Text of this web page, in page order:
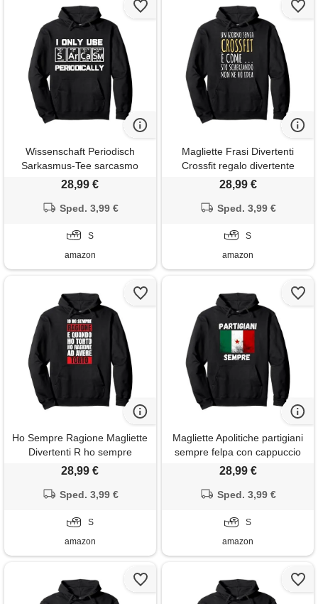
Wissenschaft Periodisch
Sarkasmus-Tee sarcasmo
tavola periodica elemento
felpa con cappuccio
28,99 €
Sped. 3,99 €
S
amazon
Magliette Frasi Divertenti
Crossfit regalo divertente
uomo donna frase simpatica
28,99 €
Sped. 3,99 €
S
amazon
Ho Sempre Ragione Magliette
Divertenti R ho sempre
ragione magliette divertenti
cappuccio
28,99 €
Sped. 3,99 €
S
amazon
Magliette Apolitiche partigiani
sempre felpa con cappuccio
28,99 €
Sped. 3,99 €
S
amazon